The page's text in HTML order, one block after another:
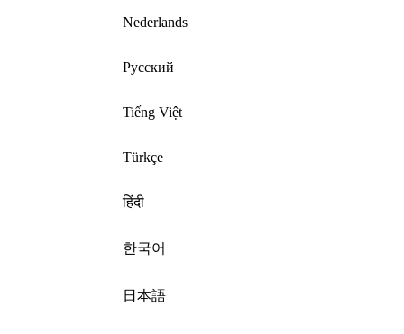
Nederlands
Русский
Tiếng Việt
Türkçe
हिंदी
한국어
日本語